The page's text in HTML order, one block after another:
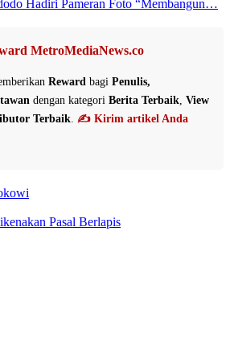
Hadiri Pameran Foto “Membangun…
MetroMediaNews.co
Reward bagi Penulis,
dengan kategori Berita Terbaik View
Terbaik ✍️ Kirim artikel Anda
Pasal Berlapis